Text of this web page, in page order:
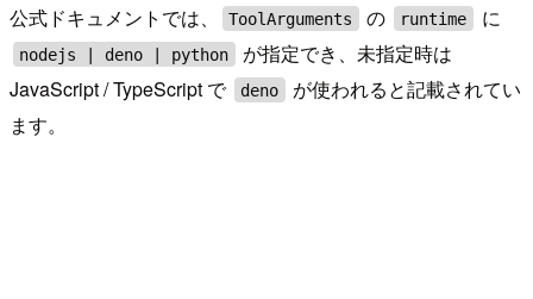
公式ドキュメントでは、 ToolArguments の runtime に
nodejs | deno | python
が指定でき、未指定時は
JavaScript / TypeScript で
deno
が使われると記載されてい
ます。